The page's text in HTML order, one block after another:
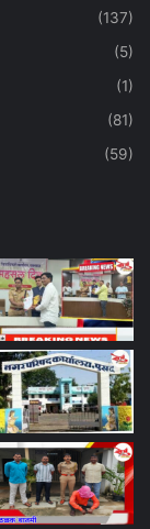
(137)
(5)
(1)
(81)
(59)